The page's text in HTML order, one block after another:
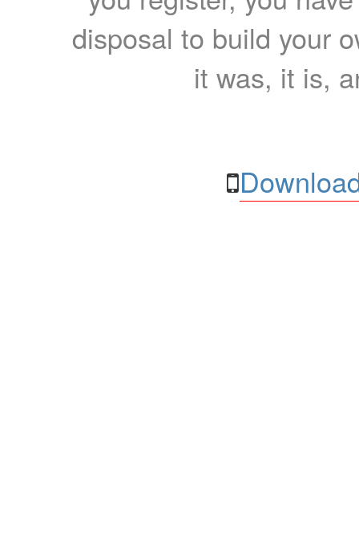
disposal to build your
it was, it is,